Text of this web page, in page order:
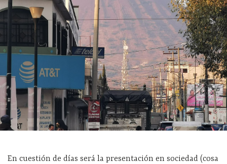
En cuestión de días será la presentación en sociedad (cosa